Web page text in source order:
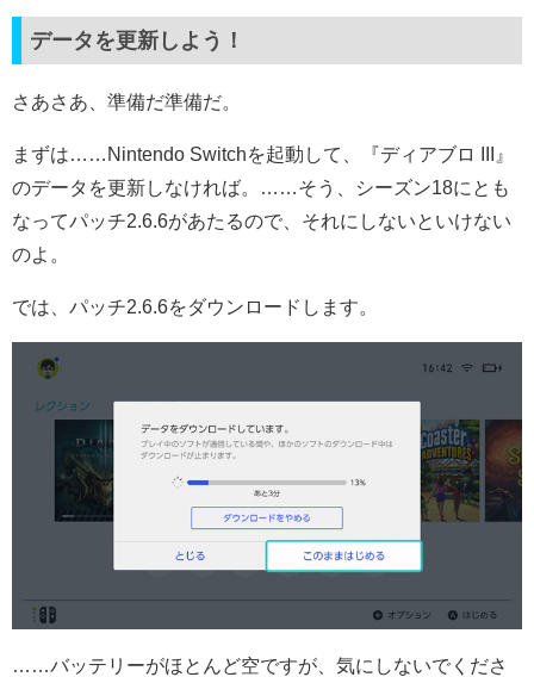
データを更新しよう！
さあさあ、準備だ準備だ。
まずは……Nintendo Switchを起動して、『ディアブロ III』
のデータを更新しなければ。……そう、シーズン18にとも
なってパッチ2.6.6があたるので、それにしないといけない
のよ。
では、パッチ2.6.6をダウンロードします。
……バッテリーがほとんど空ですが、気にしないでくださ